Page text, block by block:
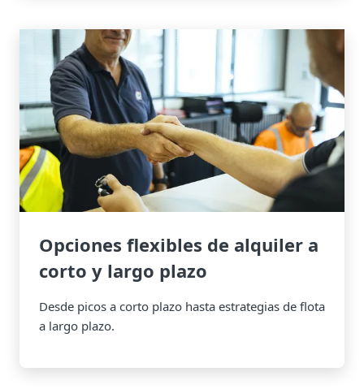
Opciones flexibles de alquiler a
corto y largo plazo
Desde picos a corto plazo hasta estrategias de flota
a largo plazo.